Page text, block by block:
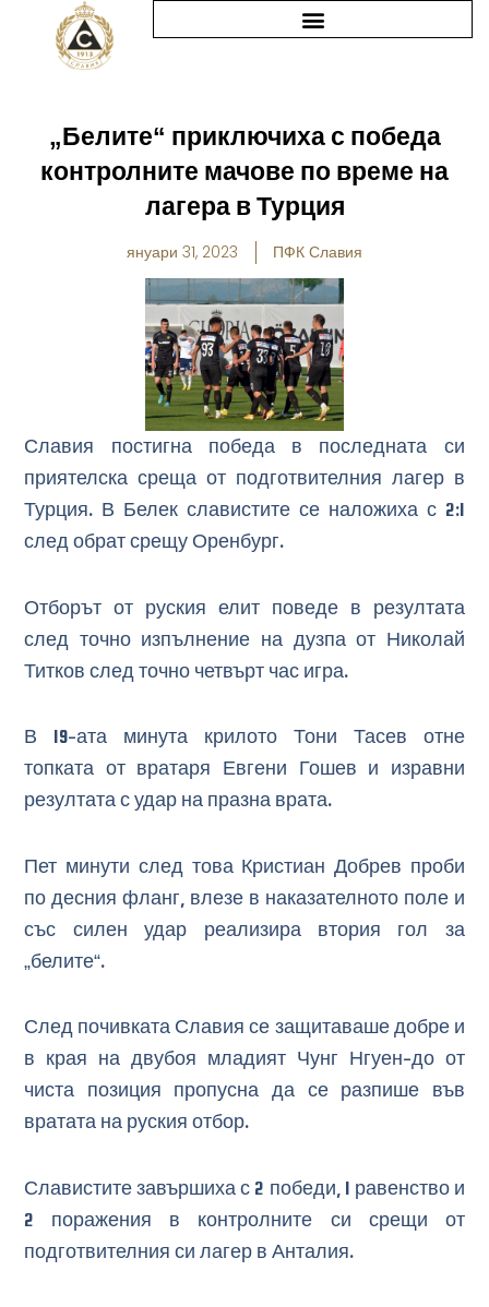
„Белите“ приключиха с победа
контролните мачове по време на
лагера в Турция
януари 31, 2023 ПФК Славия
Славия постигна победа в последната си
приятелска среща от подготвителния лагер в
Турция. В Белек славистите се наложиха с 2:1
след обрат срещу Оренбург.
Отборът от руския елит поведе в резултата
след точно изпълнение на дузпа от Николай
Титков след точно четвърт час игра.
В 19-ата минута крилото Тони Тасев отне
топката от вратаря Евгени Гошев и изравни
резултата с удар на празна врата.
Пет минути след това Кристиан Добрев проби
по десния фланг, влезе в наказателното поле и
със силен удар реализира втория гол за
„белите“.
След почивката Славия се защитаваше добре и
в края на двубоя младият Чунг Нгуен-до от
чиста позиция пропусна да се разпише във
вратата на руския отбор.
Славистите завършиха с 2 победи, 1 равенство и
2 поражения в контролните си срещи от
подготвителния си лагер в Анталия.